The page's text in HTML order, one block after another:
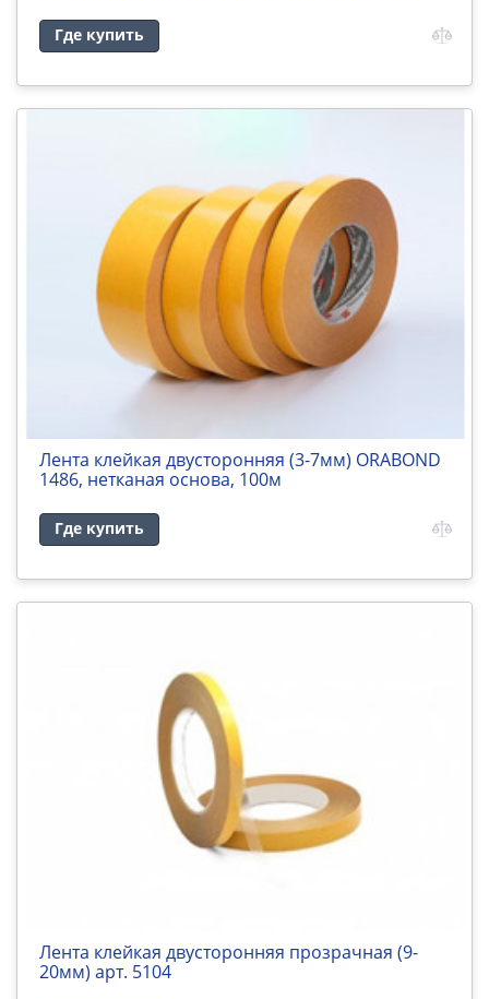
Где купить
Лента клейкая двусторонняя (3-7мм) ORABOND
1486, нетканая основа, 100м
Где купить
Лента клейкая двусторонняя прозрачная (9-
20мм) арт. 5104